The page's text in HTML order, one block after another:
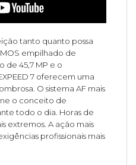
tanto quanto possa
empilhado de
45,7 MP e o
7 oferecem uma
O sistema AF mais
o conceito de
todo o dia. Horas de
extremos. A ação mais
profissionais mais